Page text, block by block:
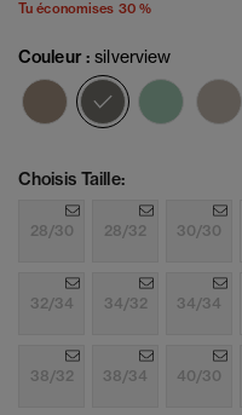
Tu économises 30 %
Couleur :silverview
sélectionné
Choisis Taille:
28/30 28/32 30/30
32/34 34/32 34/34
38/32 38/34 40/30